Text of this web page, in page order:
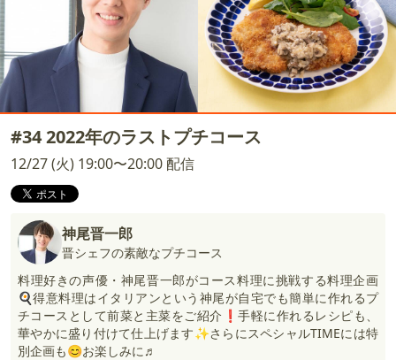
#34 2022年のラストプチコース
12/27 (火) 19:00〜20:00 配信
神尾晋一郎
晋シェフの素敵なプチコース
料理好きの声優・神尾晋一郎がコース料理に挑戦する料理企画
🍳得意料理はイタリアンという神尾が自宅でも簡単に作れるプ
チコースとして前菜と主菜をご紹介❗手軽に作れるレシピも、
華やかに盛り付けて仕上げます✨さらにスペシャルTIMEには特
別企画も😊お楽しみに♬